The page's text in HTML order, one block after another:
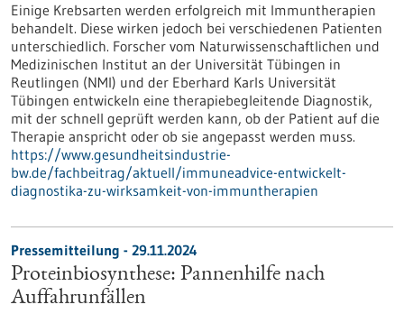
Einige Krebsarten werden erfolgreich mit Immuntherapien
behandelt. Diese wirken jedoch bei verschiedenen Patienten
unterschiedlich. Forscher vom Naturwissenschaftlichen und
Medizinischen Institut an der Universität Tübingen in
Reutlingen (NMI) und der Eberhard Karls Universität
Tübingen entwickeln eine therapiebegleitende Diagnostik,
mit der schnell geprüft werden kann, ob der Patient auf die
Therapie anspricht oder ob sie angepasst werden muss.
https://www.gesundheitsindustrie-
bw.de/fachbeitrag/aktuell/immuneadvice-entwickelt-
diagnostika-zu-wirksamkeit-von-immuntherapien
Pressemitteilung - 29.11.2024
Proteinbiosynthese: Pannenhilfe nach
Auffahrunfällen